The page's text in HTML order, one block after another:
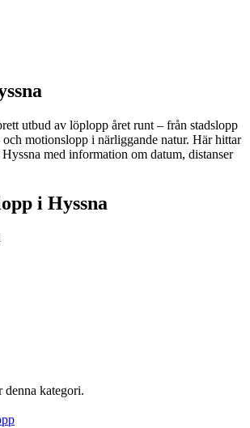
utbud av löplopp året runt – från stadslopp
motionslopp i närliggande natur. Här hittar
med information om datum, distanser
i Hyssna
denna kategori.